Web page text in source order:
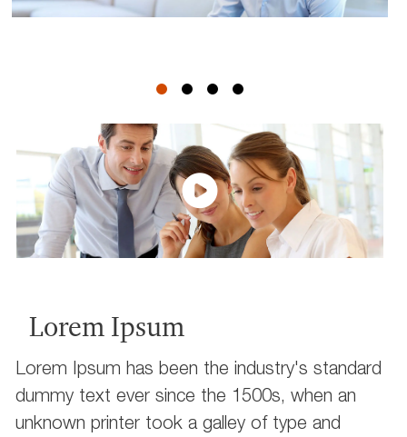
Lorem Ipsum
Lorem Ipsum has been the industry's standard
dummy text ever since the 1500s, when an
unknown printer took a galley of type and